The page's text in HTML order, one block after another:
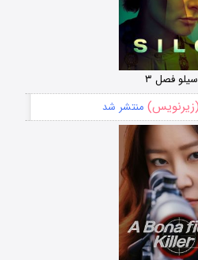
سیلو فصل ۳
منتشر شد